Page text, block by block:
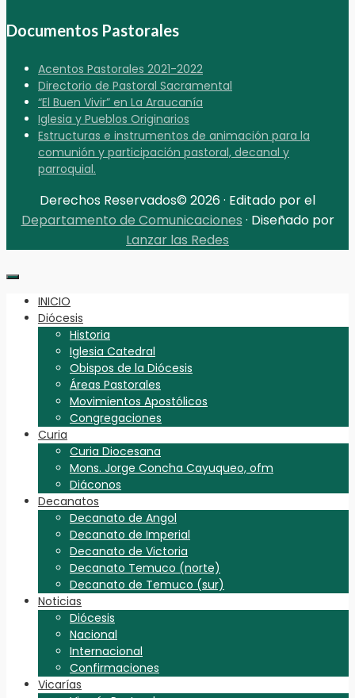
Documentos Pastorales
Acentos Pastorales 2021-2022
Directorio de Pastoral Sacramental
“El Buen Vivir” en La Araucanía
Iglesia y Pueblos Originarios
Estructuras e instrumentos de animación para la
comunión y participación pastoral, decanal y
parroquial.
Derechos Reservados© 2026 · Editado por el
Departamento de Comunicaciones · Diseñado por
Lanzar las Redes
INICIO
Diócesis
Historia
Iglesia Catedral
Obispos de la Diócesis
Áreas Pastorales
Movimientos Apostólicos
Congregaciones
Curia
Curia Diocesana
Mons. Jorge Concha Cayuqueo, ofm
Diáconos
Decanatos
Decanato de Angol
Decanato de Imperial
Decanato de Victoria
Decanato Temuco (norte)
Decanato de Temuco (sur)
Noticias
Diócesis
Nacional
Internacional
Confirmaciones
Vicarías